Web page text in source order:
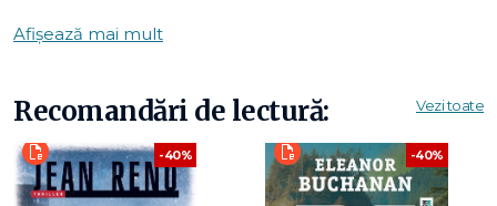
tinerei şi frumoasei Nausicaa, ce se străduieşte să-l seducă
rezervă o soartă crudă celor ce ajung în preajma ei, este
cucerită de şarmul irezistibil al mândrului Odiseu. Şi, desigur,
a Penelopei, loiala lui soţie, care nu doar că îl aşteaptă
devotată vreme de douăzeci de ani, dar îl şi egalează în
iscusinţă şi perseverenţă.
Afișează mai mult
Recomandări de lectură: Vezi toate
-40% -40%